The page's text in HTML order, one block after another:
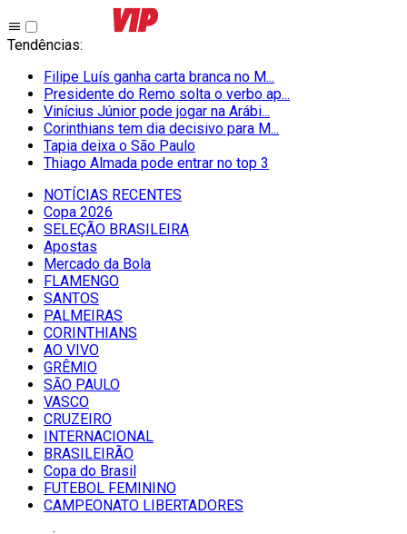
Tendências:
Filipe Luís ganha carta branca no M...
Presidente do Remo solta o verbo ap...
Vinícius Júnior pode jogar na Arábi...
Corinthians tem dia decisivo para M...
Tapia deixa o São Paulo
Thiago Almada pode entrar no top 3
NOTÍCIAS RECENTES
Copa 2026
SELEÇÃO BRASILEIRA
Apostas
Mercado da Bola
FLAMENGO
SANTOS
PALMEIRAS
CORINTHIANS
AO VIVO
GRÊMIO
SĀO PAULO
VASCO
CRUZEIRO
INTERNACIONAL
BRASILEIRÃO
Copa do Brasil
FUTEBOL FEMININO
CAMPEONATO LIBERTADORES